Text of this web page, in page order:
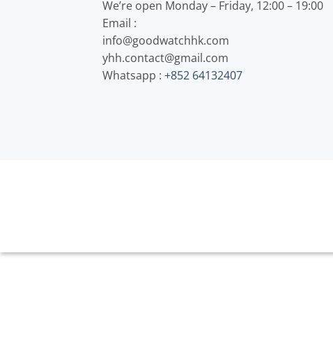
We’re open Monday – Friday, 12:00 – 19:00
Email :
info@goodwatchhk.com
yhh.contact@gmail.com
Whatsapp : +852 64132407